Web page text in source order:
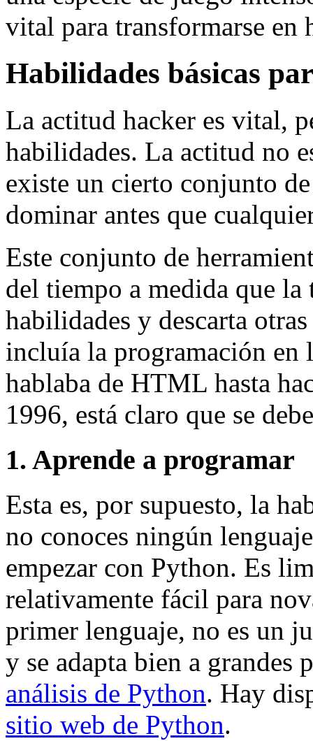
vital para transformarse en
Habilidades básicas
La actitud hacker es vital,
habilidades. La actitud no
existe un cierto conjunto
dominar antes que
Este conjunto de
del tiempo a medida que la
habilidades y descarta
incluía la programación en
hablaba de HTML hasta
1996, está claro que se
1. Aprende a programar
Esta es, por supuesto, la
no conoces ningún
empezar con Python. Es
relativamente fácil para
primer lenguaje, no es un
y se adapta bien a grandes
análisis de Python. Hay
sitio web de Python.